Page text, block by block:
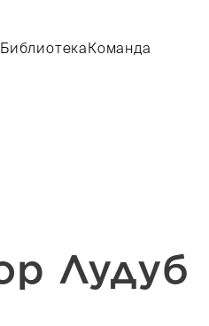
БиблиотекаКоманда
Лудуб